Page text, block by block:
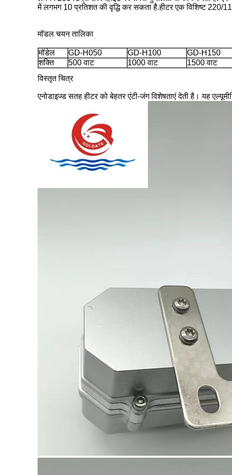
में लगभग 10 प्रतिशत की वृद्धि कर सकता है.हीटर एक विशिष्ट 220/
मॉडल चयन तालिका
मॉडेल GD-H050 GD-H100 GD-H150
शक्ति
500 वाट 1000 वाट 1500 वाट
विस्तृत चित्र
एनोडाइज्ड सतह हीटर को बेहतर एंटी-जंग विशेषताएं देती है। यह